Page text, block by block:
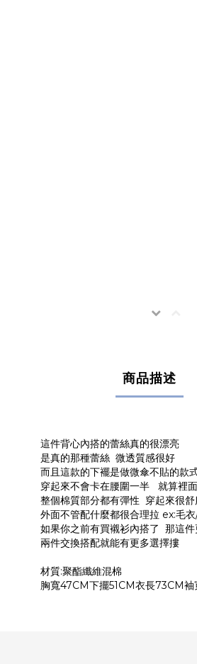
商品描述
這件背心內搭的蕾絲真的很漂亮
是真的那種蕾絲 微透質感很好
而且這款的下襬是做微傘不貼的款
穿起來不會卡在腰圍一半 就算裡
整個棉質部分都有彈性 穿起來很舒
外面不管配什麼都很合理拉 ex:毛
如果你之前有買襯衫內搭了 那這
兩件交換搭配就能有更多選擇摟
材質:聚酯纖維混棉
胸寬47CM下擺51CM衣長73CM袖